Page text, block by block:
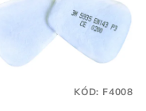
KÓD: F4008